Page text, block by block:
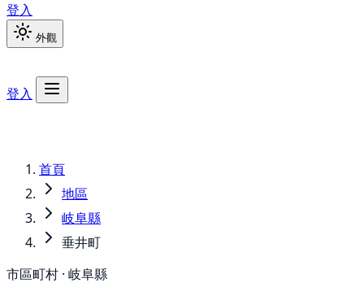
登入
外觀
登入
首頁
地區
岐阜縣
垂井町
市區町村 · 岐阜縣